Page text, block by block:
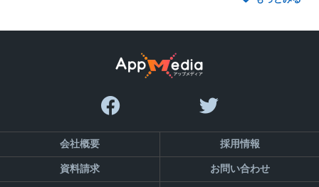
会社概要 採用情報
資料請求 お問い合わせ